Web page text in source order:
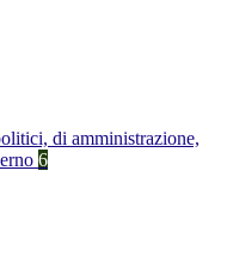
di amministrazione,
6